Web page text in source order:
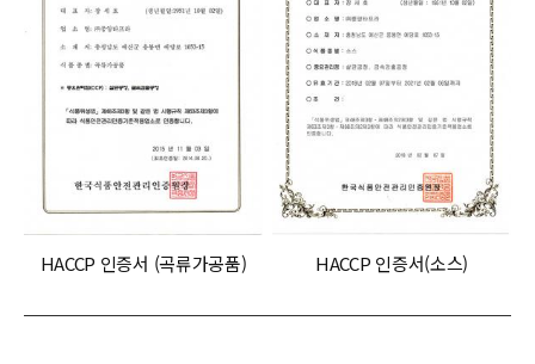
HACCP 인증서 (곡류가공품) HACCP 인증서(소스)